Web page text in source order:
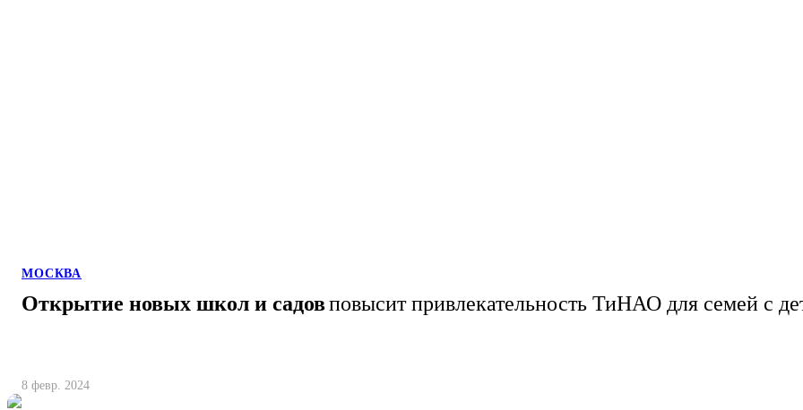
МОСКВА
Открытие новых школ и садовповысит привлекательность ТиНАО для семей с
8 февр. 2024